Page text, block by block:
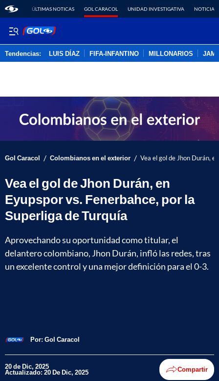
ÚLTIMAS NOTICAS GOL CARACOL UNIDAD INVESTIGATIVA NOTICIAS
Tendencias: LUIS DÍAZ FIFA-INFANTINO MILLONARIOS
Gol Caracol / Colombianos en el exterior / Vea el gol de Jhon Durán,
Vea el gol de Jhon Durán, en
Eyupspor vs. Fenerbahce, por la
Superliga de Turquía
Aprovechando su oportunidad como titular, el
delantero colombiano, Jhon Durán, infló las redes, tras
un excelente control y una mejor definición para el 0-3.
Por: Gol Caracol
20 de Dic, 2025
Actualizado: 20 De Dic, 2025 Compartir